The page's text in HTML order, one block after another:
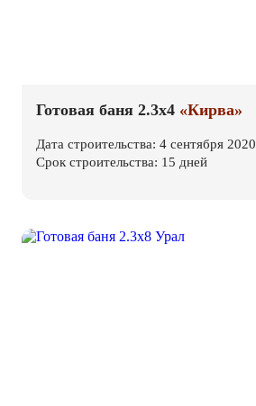
Готовая баня 2.3х4 «Кирва»
Дата строительства: 4 сентября 2020
Срок строительства: 15 дней